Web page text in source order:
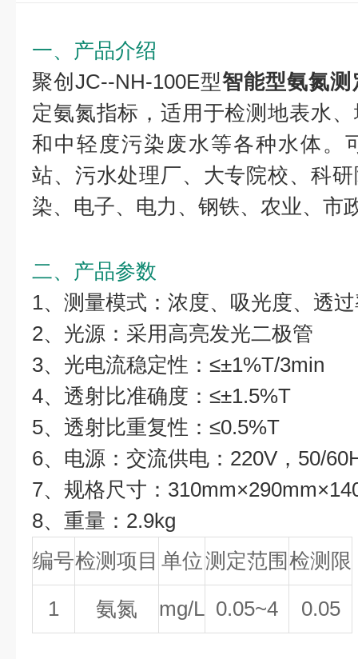
一、产品介绍
聚创JC--NH-100E型智能型氨氮测
定氨氮指标，适用于检测地表水
和中轻度污染废水等各种水体。
站、污水处理厂、大专院校、科
染、电子、电力、钢铁、农业、市
二、产品参数
1、测量模式：浓度、吸光度、透
2、光源：采用高亮发光二极管
3、光电流稳定性：≤±1%T/3min
4、透射比准确度：≤±1.5%T
5、透射比重复性：≤0.5%T
6、电源：交流供电：220V，50/
7、规格尺寸：
8、重量：2.9kg
编号检测项目 单位测定范围检测限
1
氨氮 mg/L 0.05~4 0.05